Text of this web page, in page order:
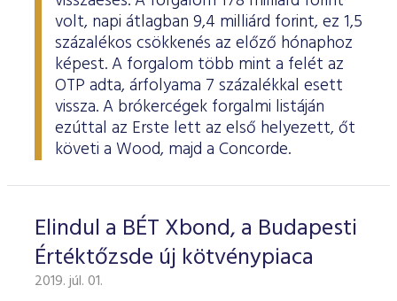
volt, napi átlagban 9,4 milliárd forint, ez 1,5
százalékos csökkenés az előző hónaphoz
képest. A forgalom több mint a felét az
OTP adta, árfolyama 7 százalékkal esett
vissza. A brókercégek forgalmi listáján
ezúttal az Erste lett az első helyezett, őt
követi a Wood, majd a Concorde.
Elindul a BÉT Xbond, a Budapesti
Értéktőzsde új kötvénypiaca
2019. júl. 01.